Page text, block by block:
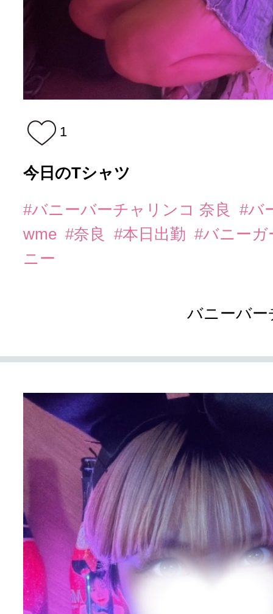
1
今日のTシャツ
#バニーバーチャリンコ 奈良
#バ
wme #奈良 #本日出勤 #バニー
ニー
バニーバ